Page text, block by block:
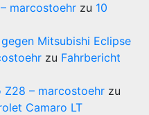
marcostoehr zu 10
Mitsubishi Eclipse
zu Fahrbericht
Z28 – marcostoehr zu
Camaro LT